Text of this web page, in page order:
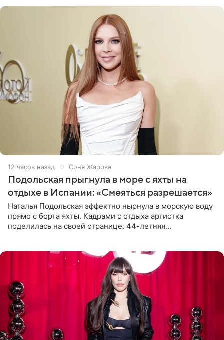
12 часов назад Соня Жарова
Подольская прыгнула в море с яхты на
отдыхе в Испании: «Смеяться разрешается»
Наталья Подольская эффектно нырнула в морскую воду
прямо с борта яхты. Кадрами с отдыха артистка
поделилась на своей странице. 44-летняя